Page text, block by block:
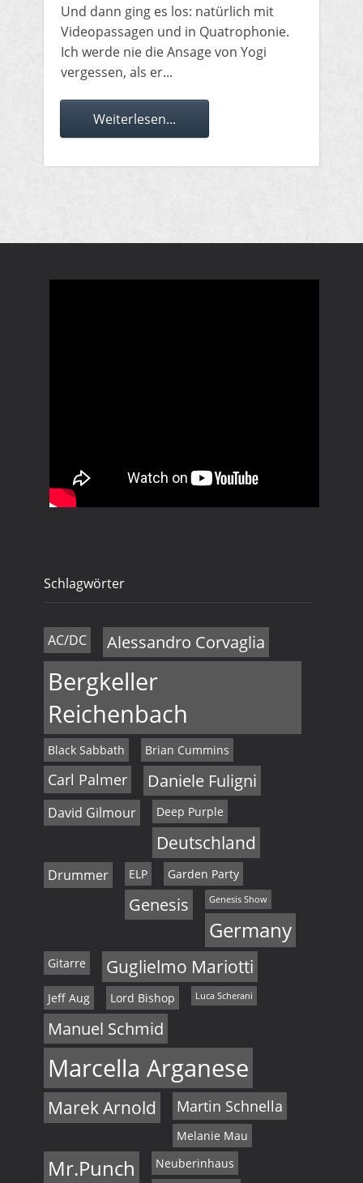
Und dann ging es los: natürlich mit
Videopassagen und in Quatrophonie.
Ich werde nie die Ansage von Yogi
vergessen, als er...
Weiterlesen...
Schlagwörter
AC/DC Alessandro Corvaglia
Bergkeller
Reichenbach
Black Sabbath Brian Cummins
Carl Palmer Daniele Fuligni
David Gilmour Deep Purple
Deutschland
Drummer ELP Garden Party
Genesis Genesis Show
Germany
Gitarre Guglielmo Mariotti
Jeff Aug Lord Bishop Luca Scherani
Manuel Schmid
Marcella Arganese
Marek Arnold Martin Schnella
Melanie Mau
Mr.Punch Neuberinhaus